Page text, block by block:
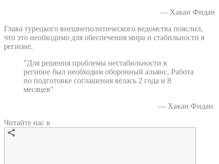
— Хакан Фидан
Глава турецкого внешнеполитического ведомства пояслил,
что это необходимо для обеспечения мира и стабильности в
регионе.
"Для решения проблемы нестабильности в
регионе был необходим оборонный альянс. Работа
по подготовке соглашения велась 2 года и 8
месяцев"
— Хакан Фидан
Читайте нас в